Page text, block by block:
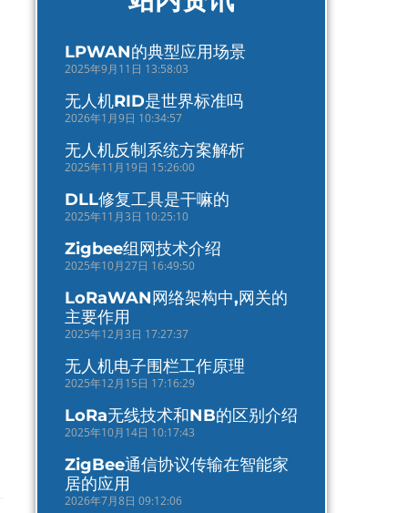
LPWAN的典型应用场景
2025年9月11日 13:58:03
无人机RID是世界标准吗
2026年1月9日 10:34:57
无人机反制系统方案解析
2025年11月19日 15:26:00
DLL修复工具是干嘛的
2025年11月3日 10:25:10
Zigbee组网技术介绍
2025年10月27日 16:49:50
LoRaWAN网络架构中,网关的
主要作用
2025年12月3日 17:27:37
无人机电子围栏工作原理
2025年12月15日 17:16:29
LoRa无线技术和NB的区别介绍
2025年10月14日 10:17:43
ZigBee通信协议传输在智能家
居的应用
2026年7月8日 09:12:06